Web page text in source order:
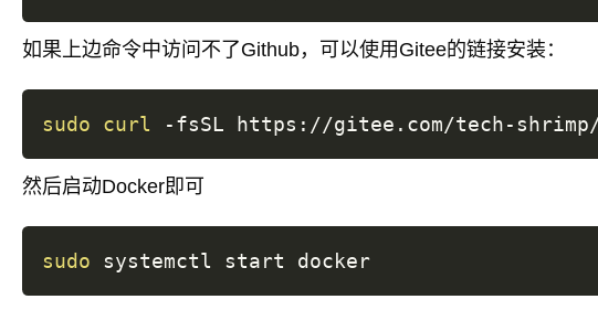
如果上边命令中访问不了Github，可以使用Gitee的链接安装：
sudo curl -fsSL https://gitee.com/tech-
然后启动Docker即可
sudo